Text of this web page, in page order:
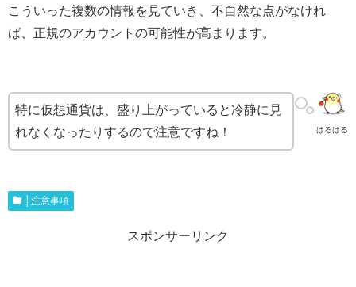
こういった複数の情報を見ていき、不自然な点がなけれ
ば、正規のアカウントの可能性が高まります。
はるはる
特に仮想通貨は、盛り上がっていると冷静に見
れなくなったりするので注意ですね！
├注意事項
スポンサーリンク